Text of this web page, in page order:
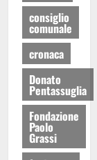
consiglio
comunale
cronaca
Donato
Pentassuglia
Fondazione
Paolo
Grassi